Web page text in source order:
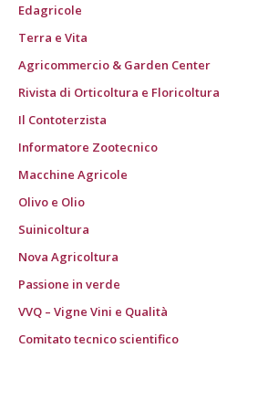
Edagricole
Terra e Vita
Agricommercio & Garden Center
Rivista di Orticoltura e Floricoltura
Il Contoterzista
Informatore Zootecnico
Macchine Agricole
Olivo e Olio
Suinicoltura
Nova Agricoltura
Passione in verde
VVQ – Vigne Vini e Qualità
Comitato tecnico scientifico